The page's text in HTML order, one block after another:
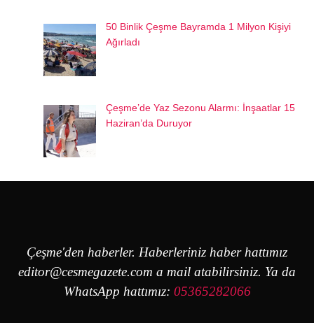
50 Binlik Çeşme Bayramda 1 Milyon Kişiyi
Ağırladı
Çeşme’de Yaz Sezonu Alarmı: İnşaatlar 15
Haziran’da Duruyor
Çeşme'den haberler. Haberleriniz haber hattımız
editor@cesmegazete.com a mail atabilirsiniz. Ya da
WhatsApp hattımız: 05365282066